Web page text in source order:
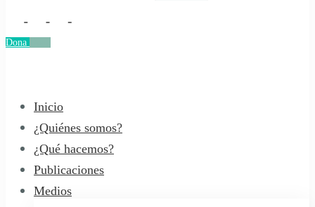
Dona
Inicio
¿Quiénes somos?
¿Qué hacemos?
Publicaciones
Medios